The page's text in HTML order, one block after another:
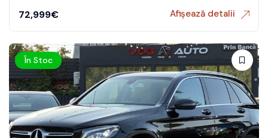
72,999€ Afișează detalii
În Stoc